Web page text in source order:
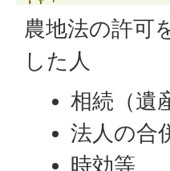
農地法の許可
した人
相続（遺
法人の合
時効等